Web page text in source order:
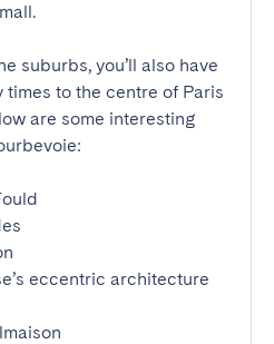
suburbs, you’ll also have
to the centre of Paris
are some interesting
eccentric architecture